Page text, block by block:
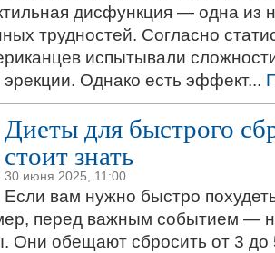
дисфункция — одна из
трудностей. Согласно
испытывали
Однако есть эффект...
Диеты для быстрого
стоит знать
30 июня 2025, 11:00
Если вам нужно быстро
перед важным событием —
Они обещают сбросить от 3 до